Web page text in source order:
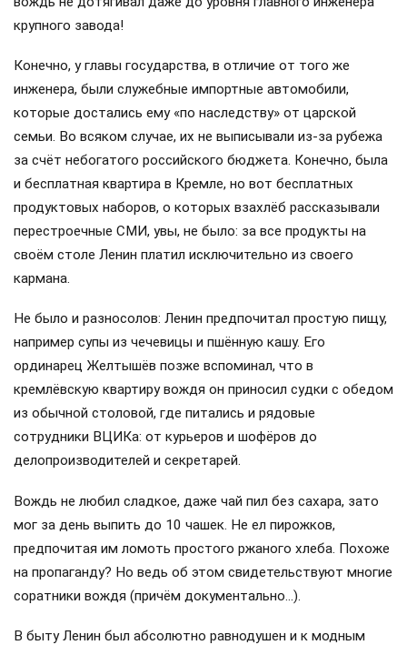
крупного завода!
Конечно, у главы государства, в отличие от того же
инженера, были служебные импортные автомобили,
которые достались ему «по наследству» от царской
семьи. Во всяком случае, их не выписывали из-за рубежа
за счёт небогатого российского бюджета. Конечно, была
и бесплатная квартира в Кремле, но вот бесплатных
продуктовых наборов, о которых взахлёб рассказывали
перестроечные СМИ, увы, не было: за все продукты на
своём столе Ленин платил исключительно из своего
кармана.
Не было и разносолов: Ленин предпочитал простую пищу,
например супы из чечевицы и пшённую кашу. Его
ординарец Желтышёв позже вспоминал, что в
кремлёвскую квартиру вождя он приносил судки с обедом
из обычной столовой, где питались и рядовые
сотрудники ВЦИКа: от курьеров и шофёров до
делопроизводителей и секретарей.
Вождь не любил сладкое, даже чай пил без сахара, зато
мог за день выпить до 10 чашек. Не ел пирожков,
предпочитая им ломоть простого ржаного хлеба. Похоже
на пропаганду? Но ведь об этом свидетельствуют многие
соратники вождя (причём документально…).
В быту Ленин был абсолютно равнодушен и к модным